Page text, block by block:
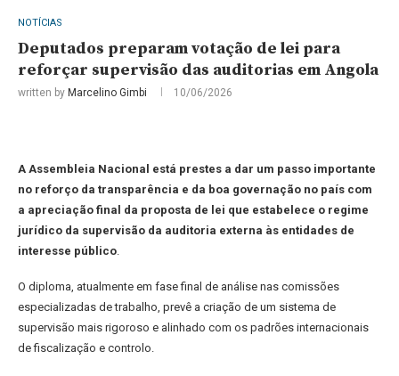
NOTÍCIAS
Deputados preparam votação de lei para
reforçar supervisão das auditorias em Angola
written by Marcelino Gimbi 10/06/2026
A Assembleia Nacional está prestes a dar um passo importante
no reforço da transparência e da boa governação no país com
a apreciação final da proposta de lei que estabelece o regime
jurídico da supervisão da auditoria externa às entidades de
interesse público.
O diploma, atualmente em fase final de análise nas comissões
especializadas de trabalho, prevê a criação de um sistema de
supervisão mais rigoroso e alinhado com os padrões internacionais
de fiscalização e controlo.